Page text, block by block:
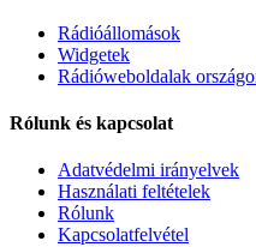
Rádióállomások
Widgetek
Rádióweboldalak
Rólunk és kapcsolat
Adatvédelmi irányelvek
Használati feltételek
Rólunk
Kapcsolatfelvétel